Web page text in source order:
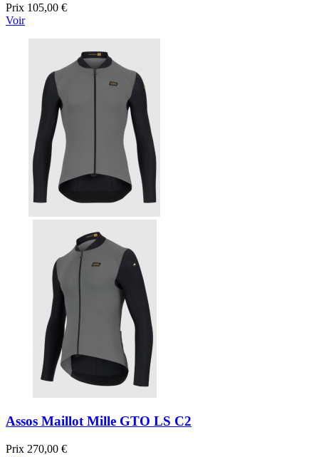
Prix 105,00 €
Voir
Assos Maillot Mille GTO LS C2
Prix 270,00 €